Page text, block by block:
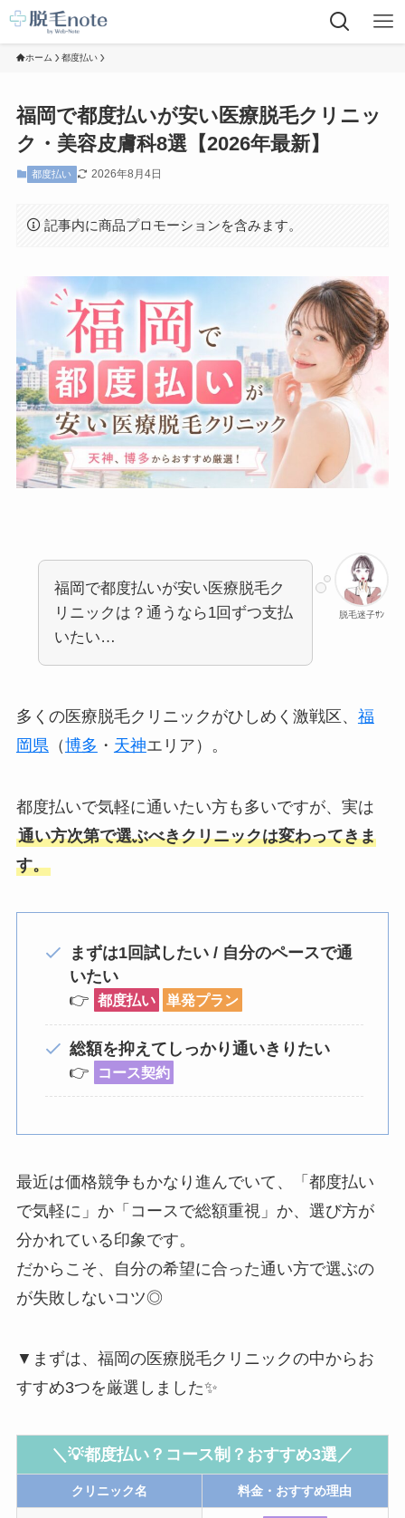
ホーム 都度払い
福岡で都度払いが安い医療脱毛クリニッ
ク・美容皮膚科8選【2026年最新】
都度払い 2026年8月4日
記事内に商品プロモーションを含みます。
脱毛迷子ｻﾝ
福岡で都度払いが安い医療脱毛ク
リニックは？通うなら1回ずつ支払
いたい…
多くの医療脱毛クリニックがひしめく激戦区、 福
岡県（博多 ・ 天神エリア）。
都度払いで気軽に通いたい方も多いですが、実は
通い方次第で選ぶべきクリニックは変わってきま
す。
まずは1回試したい / 自分のペースで通
いたい
👉 都度払い 単発プラン
総額を抑えてしっかり通いきりたい
👉
コース契約
最近は価格競争もかなり進んでいて、「都度払い
で気軽に」か「コースで総額重視」か、選び方が
分かれている印象です。
だからこそ、自分の希望に合った通い方で選ぶの
が失敗しないコツ◎
▼まずは、福岡の医療脱毛クリニックの中からお
すすめ3つを厳選しました✨
＼💡都度払い？コース制？おすすめ3選／
クリニック名 料金・おすすめ理由